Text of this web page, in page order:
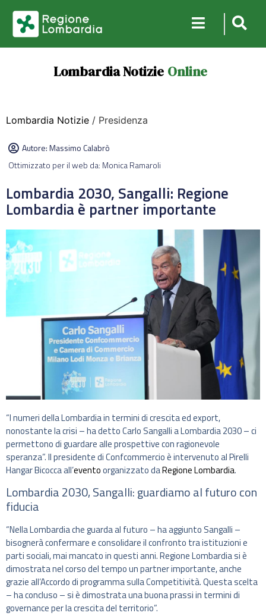
Lombardia Notizie Online
Lombardia Notizie / Presidenza
Autore:Massimo Calabrò
Ottimizzato per il web da: Monica Ramaroli
Lombardia 2030, Sangalli: Regione
Lombardia è partner importante
“I numeri della Lombardia in termini di crescita ed export,
nonostante la crisi – ha detto Carlo Sangalli a Lombardia 2030 – ci
permettono di guardare alle prospettive con ragionevole
speranza”. Il presidente di Confcommercio è intervenuto al Pirelli
Hangar Bicocca all’eventoorganizzato daRegione Lombardia.
Lombardia 2030, Sangalli: guardiamo al futuro con
fiducia
“Nella Lombardia che guarda al futuro – ha aggiunto Sangalli –
bisognerà confermare e consolidare il confronto tra istituzioni e
parti sociali, mai mancato in questi anni. Regione Lombardia si è
dimostrata nel corso del tempo un partner importante, anche
grazie all’Accordo di programma sulla Competitività. Questa scelta
– ha concluso – si è dimostrata una buona prassi in termini di
governance per la crescita del territorio”.